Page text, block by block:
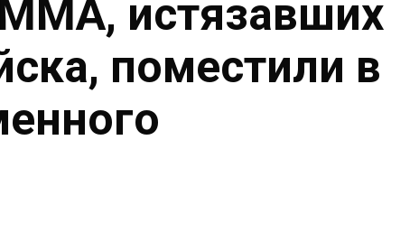
истязавших
поместили в